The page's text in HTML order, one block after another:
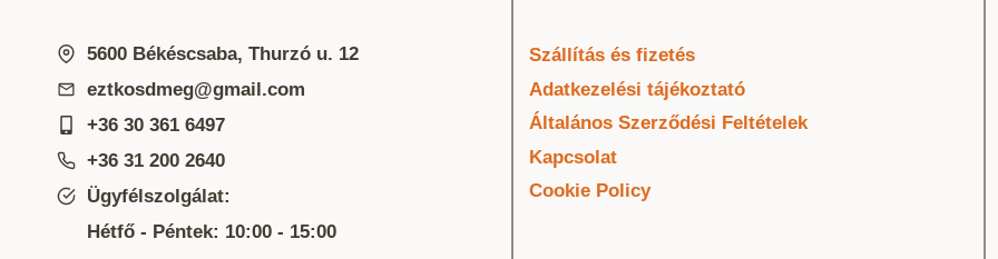
5600 Békéscsaba, Thurzó u. 12
eztkosdmeg@gmail.com
+36 30 361 6497
+36 31 200 2640
Ügyfélszolgálat:
Hétfő - Péntek: 10:00 - 15:00
Szállítás és fizetés
Adatkezelési tájékoztató
Általános Szerződési Feltételek
Kapcsolat
Cookie Policy